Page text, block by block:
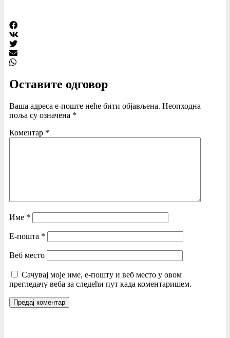
Оставите одговор
Ваша адреса е-поште неће бити објављена. Неопходна
поља су означена *
Коментар *
Име *
Е-пошта *
Веб место
Сачувај моје име, е-пошту и веб место у овом
прегледачу веба за следећи пут када коментаришем.